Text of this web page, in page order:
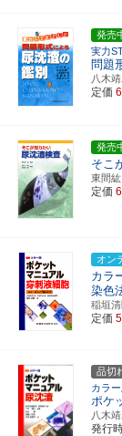
発売
実力
問題
八木
定価
発売
そこ
東間
定価
オン
カラ
染色
稲垣
定価
品切
カラ
ポケ
八木
発行